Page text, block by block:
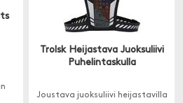
Trolsk Heijastava Juoksuliivi
Puhelintaskulla
Joustava juoksuliivi heijastavilla